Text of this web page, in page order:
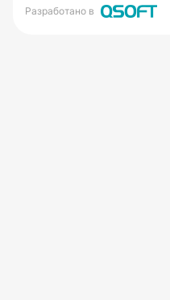
Разработано в